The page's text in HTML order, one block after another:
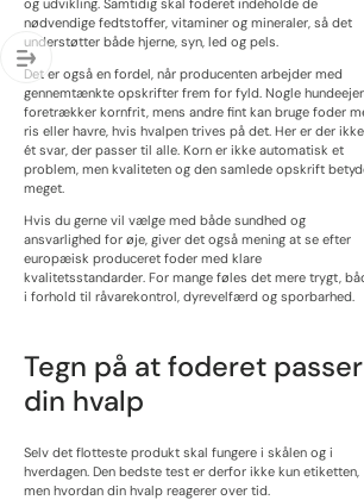
nødvendige fedtstoffer, vitaminer og mineraler, så det
understøtter både hjerne, syn, led og pels.
Det er også en fordel, når producenten arbejder med
gennemtænkte opskrifter frem for fyld. Nogle
foretrækker kornfrit, mens andre fint kan bruge foder
ris eller havre, hvis hvalpen trives på det. Her er der ikke
ét svar, der passer til alle. Korn er ikke automatisk et
problem, men kvaliteten og den samlede opskrift
meget.
Hvis du gerne vil vælge med både sundhed og
ansvarlighed for øje, giver det også mening at se efter
europæisk produceret foder med klare
kvalitetsstandarder. For mange føles det mere trygt,
i forhold til råvarekontrol, dyrevelfærd og sporbarhed.
Tegn på at foderet passer
din hvalp
Selv det flotteste produkt skal fungere i skålen og i
hverdagen. Den bedste test er derfor ikke kun etiketten,
men hvordan din hvalp reagerer over tid.